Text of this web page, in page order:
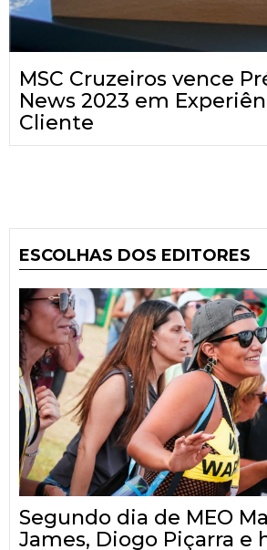
MSC Cruzeiros vence
News 2023 em
Cliente
ESCOLHAS DOS EDITORES
Segundo dia de MEO
James, Diogo Piçarra e